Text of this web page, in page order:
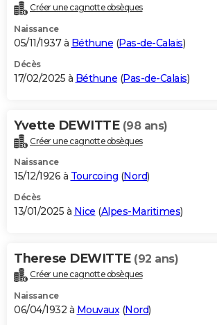
Créer une cagnotte obsèques
Naissance
05/11/1937 à Béthune (Pas-de-Calais)
Décès
17/02/2025 à Béthune (Pas-de-Calais)
Yvette DEWITTE (98 ans)
Créer une cagnotte obsèques
Naissance
15/12/1926 à Tourcoing (Nord)
Décès
13/01/2025 à Nice (Alpes-Maritimes)
Therese DEWITTE (92 ans)
Créer une cagnotte obsèques
Naissance
06/04/1932 à Mouvaux(Nord)